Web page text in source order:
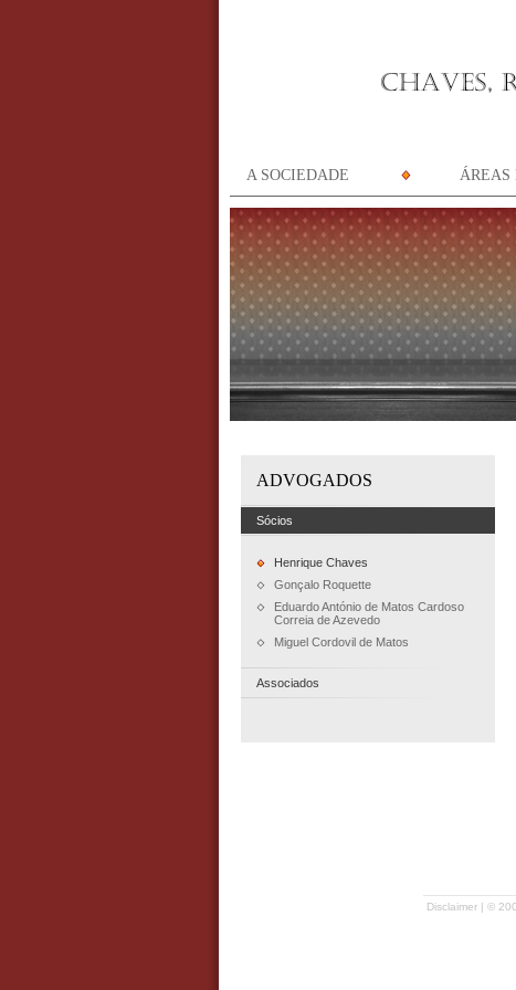
A SOCIEDADE ÁREAS
ADVOGADOS
Sócios
Henrique Chaves
Gonçalo Roquette
Eduardo António de Matos Cardoso
Correia de Azevedo
Miguel Cordovil de Matos
Associados
Disclaimer| ©